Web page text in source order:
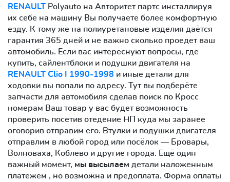
RENAULT Polyauto на Авторитет партс инсталлируя
их себе на машину Вы получаете более комфортную
езду. К тому же на полиуретановые изделия даётся
гарантия 365 дней и не важно сколько проедет ваш
автомобиль. Если вас интереснуют вопросы, где
купить, сайлентблоки и подушки двигателя на
RENAULT Clio I 1990-1998 и иные детали для
ходовки вы попали по адресу. Тут вы подберёте
запчасти для автомобиля сделав поиск по Кросс
номерам Ваш товар у вас будет возможность
проверить посетив отедение НП куда мы заранее
оговорив отправим его. Втулки и подушки двигателя
отправлим в любой город или посёлок — Бровары,
Волноваха, Коблево и другие города. Ещё один
важный момент, мы высылаем детали наложенным
платежем , но возможна и предоплата. Форма оплаты